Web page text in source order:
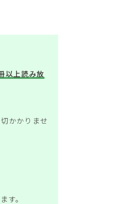
以上読み放
かかりませ
す。